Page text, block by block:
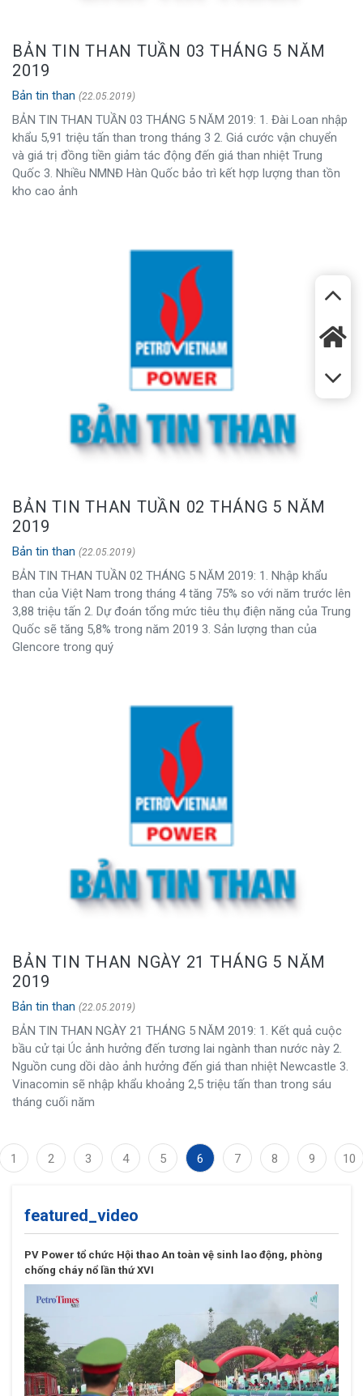
BẢN TIN THAN TUẦN 03 THÁNG 5 NĂM
2019
Bản tin than (22.05.2019)
BẢN TIN THAN TUẦN 03 THÁNG 5 NĂM 2019: 1. Đài Loan nhập
khẩu 5,91 triệu tấn than trong tháng 3 2. Giá cước vận chuyển
và giá trị đồng tiền giảm tác động đến giá than nhiệt Trung
Quốc 3. Nhiều NMNĐ Hàn Quốc bảo trì kết hợp lượng than tồn
kho cao ảnh
BẢN TIN THAN TUẦN 02 THÁNG 5 NĂM
2019
Bản tin than (22.05.2019)
BẢN TIN THAN TUẦN 02 THÁNG 5 NĂM 2019: 1. Nhập khẩu
than của Việt Nam trong tháng 4 tăng 75% so với năm trước lên
3,88 triệu tấn 2. Dự đoán tổng mức tiêu thụ điện năng của Trung
Quốc sẽ tăng 5,8% trong năm 2019 3. Sản lượng than của
Glencore trong quý
BẢN TIN THAN NGÀY 21 THÁNG 5 NĂM
2019
Bản tin than (22.05.2019)
BẢN TIN THAN NGÀY 21 THÁNG 5 NĂM 2019: 1. Kết quả cuộc
bầu cử tại Úc ảnh hưởng đến tương lai ngành than nước này 2.
Nguồn cung dồi dào ảnh hưởng đến giá than nhiệt Newcastle 3.
Vinacomin sẽ nhập khẩu khoảng 2,5 triệu tấn than trong sáu
tháng cuối năm
1 2 3 4 5 6 7 8 9 10
featured_video
PV Power tổ chức Hội thao An toàn vệ sinh lao động, phòng
chống cháy nổ lần thứ XVI